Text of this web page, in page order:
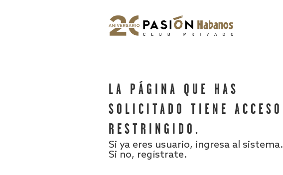
LA PÁGINA QUE HAS
SOLICITADO TIENE ACCESO
RESTRINGIDO.
Si ya eres usuario, ingresa al sistema.
Si no, regístrate.